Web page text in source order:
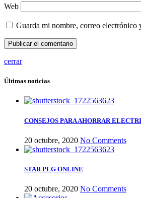
Web
Guarda mi nombre, correo electrónico
cerrar
Últimas noticias
CONSEJOS PARA AHORRAR
20 octubre, 2020 No Comments
STAR PLG ONLINE
20 octubre, 2020 No Comments